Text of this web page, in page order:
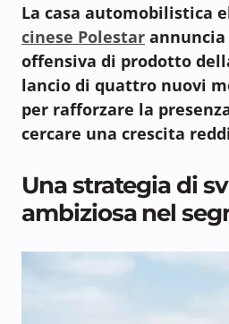
La casa automobilistica
cinese Polestar
offensiva di prodotto
lancio di quattro nuovi
per rafforzare la
cercare una crescita
Una strategia di
ambiziosa nel